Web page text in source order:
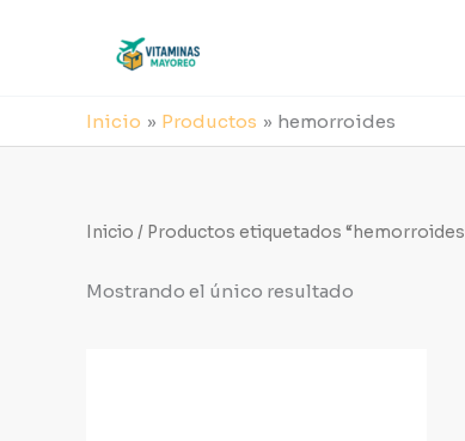
Inicio Productos hemorroides
Inicio / Productos etiquetados
Mostrando el único resultado